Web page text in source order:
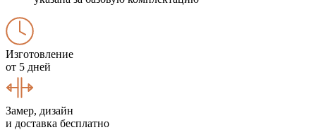
Изготовление
от 5 дней
Замер, дизайн
и доставка бесплатно